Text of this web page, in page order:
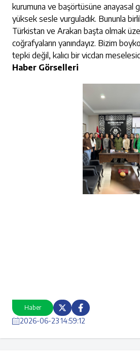
Haber
2026-06-23 14:59:12
kurumuna ve başörtüsüne anayasal
yüksek sesle vurguladık. Bununla
Türkistan ve Arakan başta olmak
coğrafyaların yanındayız. Bizim
tepki değil, kalıcı bir vicdan
Haber Görselleri